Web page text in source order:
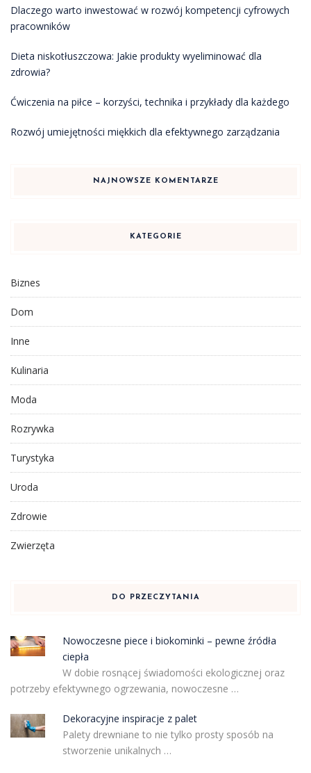
Dlaczego warto inwestować w rozwój kompetencji cyfrowych
pracowników
Dieta niskotłuszczowa: Jakie produkty wyeliminować dla
zdrowia?
Ćwiczenia na piłce – korzyści, technika i przykłady dla każdego
Rozwój umiejętności miękkich dla efektywnego zarządzania
NAJNOWSZE KOMENTARZE
KATEGORIE
Biznes
Dom
Inne
Kulinaria
Moda
Rozrywka
Turystyka
Uroda
Zdrowie
Zwierzęta
DO PRZECZYTANIA
Nowoczesne piece i biokominki – pewne źródła
ciepła
W dobie rosnącej świadomości ekologicznej oraz
potrzeby efektywnego ogrzewania, nowoczesne …
Dekoracyjne inspiracje z palet
Palety drewniane to nie tylko prosty sposób na
stworzenie unikalnych …